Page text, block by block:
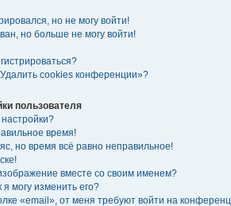
но не могу войти!
но больше не могу войти!
cookies конференции»?
пользователя
время!
но время всё равно неправильное!
вместе со своим именем?
я могу изменить его?
«email», от меня требуют войти на